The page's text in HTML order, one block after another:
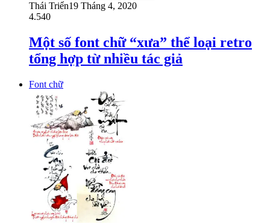
Thái Triển19 Tháng 4, 2020
4.540
Một số font chữ “xưa” thể loại retro
tổng hợp từ nhiều tác giả
Font chữ